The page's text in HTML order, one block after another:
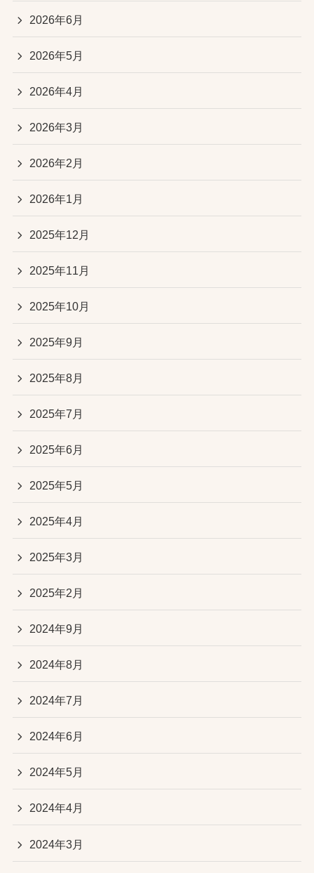
2026年6月
2026年5月
2026年4月
2026年3月
2026年2月
2026年1月
2025年12月
2025年11月
2025年10月
2025年9月
2025年8月
2025年7月
2025年6月
2025年5月
2025年4月
2025年3月
2025年2月
2024年9月
2024年8月
2024年7月
2024年6月
2024年5月
2024年4月
2024年3月